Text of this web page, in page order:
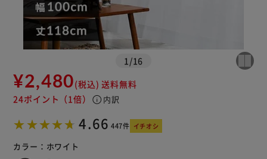
1 /16
¥2,480(税込) 送料無料
24ポイント （1倍） info 内訳
4.66 447件 イチオシ
カラー： ホワイト